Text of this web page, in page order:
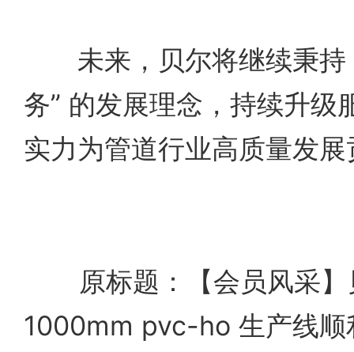
未来，贝尔将继续秉持
务” 的发展理念，持续升级
实力为管道行业高质量发
原标题：【会员风采
1000mm pvc-ho 生产线顺